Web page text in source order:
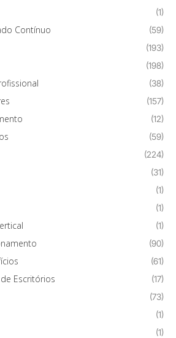
(1)
Contínuo (59)
(193)
(198)
(38)
(157)
(12)
(59)
(224)
(31)
(1)
(1)
(1)
(90)
(61)
Escritórios (17)
(73)
(1)
(1)